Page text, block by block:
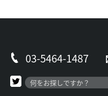
03-5464-1487